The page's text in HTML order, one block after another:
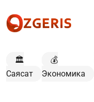
🏛️
Саясат
💰
Экономика